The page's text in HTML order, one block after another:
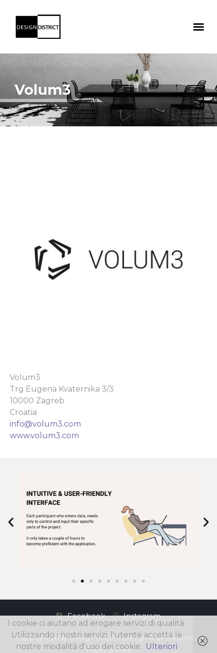
Volum3
Volum3
Trg Eugena Kvaternika 3/3
10000 Zagreb
Croatia
info@volum3.com
www.volum3.com
Facebook Instagram
Copyright 2018 Design District. Design & development
Paper & Pixel
I cookie ci aiutano ad erogare servizi di qualità.
Utilizzando i nostri servizi, l'utente accetta le
nostre modalità d'uso dei cookie. Ulteriori